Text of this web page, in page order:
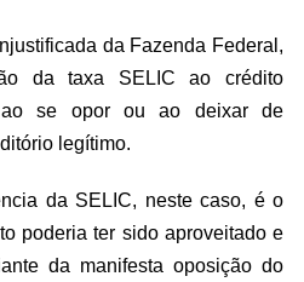
da Fazenda Federal,
da taxa SELIC ao crédito
ao se opor ou ao deixar de
legítimo.
da SELIC, neste caso, é o
poderia ter sido aproveitado e
da manifesta oposição do